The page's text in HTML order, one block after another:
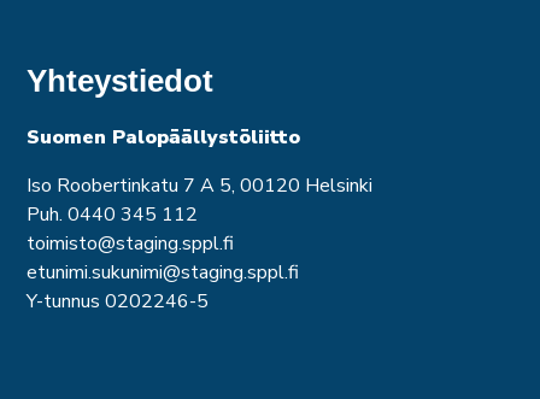
Yhteystiedot
Suomen Palopäällystöliitto
Iso Roobertinkatu 7 A 5, 00120 Helsinki
Puh. 0440 345 112
toimisto@staging.sppl.fi
etunimi.sukunimi@staging.sppl.fi
Y-tunnus 0202246-5